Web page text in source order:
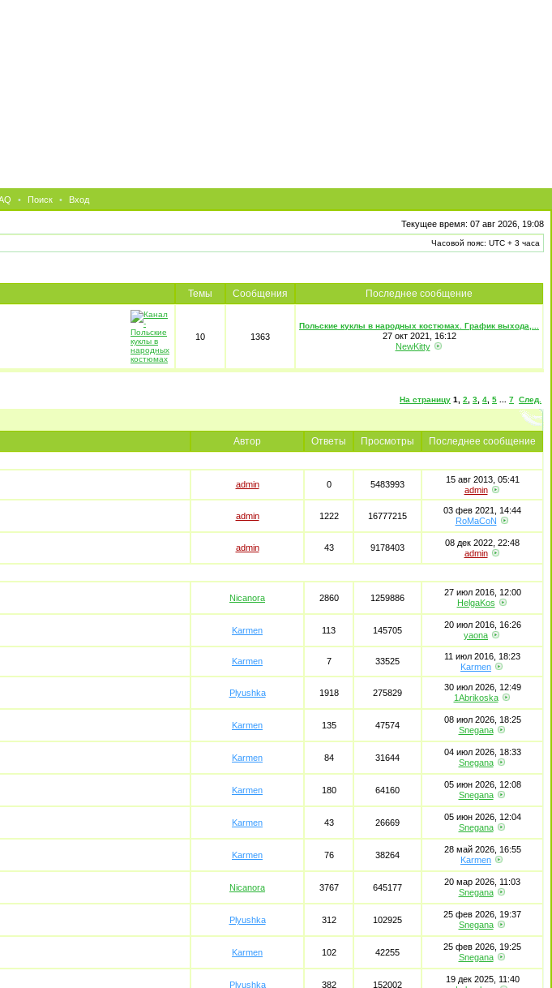
• Поиск • Вход
Текущее время: 07 авг 2026, 19:08
Часовой пояс: UTC + 3 часа
Темы Сообщения Последнее сообщение
10 1363
Польские куклы в народных костюмах. График выхода,...
27 окт 2021, 16:12
NewKitty
На страницу 1 2 3 4 5 7 След.
Автор Ответы Просмотры Последнее сообщение
admin 0 5483993
15 авг 2013, 05:41
admin
admin 1222 16777215
03 фев 2021, 14:44
RoMaCoN
admin 43 9178403
08 дек 2022, 22:48
admin
Nicanora 2860 1259886
27 июл 2016, 12:00
HelgaKos
Karmen 113 145705
20 июл 2016, 16:26
yaona
Karmen 7 33525
11 июл 2016, 18:23
Karmen
Plyushka 1918 275829
30 июл 2026, 12:49
1Abrikoska
Karmen 135 47574
08 июл 2026, 18:25
Snegana
Karmen 84 31644
04 июл 2026, 18:33
Snegana
Karmen 180 64160
05 июн 2026, 12:08
Snegana
Karmen 43 26669
05 июн 2026, 12:04
Snegana
Karmen 76 38264
28 май 2026, 16:55
Karmen
Nicanora 3767 645177
20 мар 2026, 11:03
Snegana
Plyushka 312 102925
25 фев 2026, 19:37
Snegana
Karmen 102 42255
25 фев 2026, 19:25
Snegana
Plyushka 382 152002
19 дек 2025, 11:40